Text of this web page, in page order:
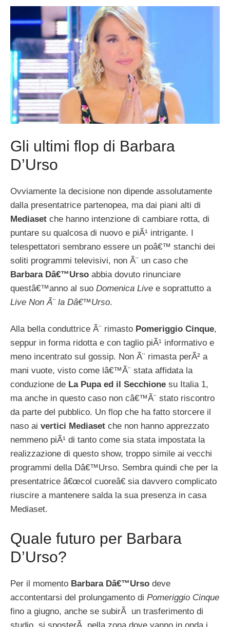
Gli ultimi flop di Barbara
D’Urso
Ovviamente la decisione non dipende assolutamente
dalla presentatrice partenopea, ma dai piani alti di
Mediaset che hanno intenzione di cambiare rotta, di
puntare su qualcosa di nuovo e piÃ¹ intrigante. I
telespettatori sembrano essere un poâ€™ stanchi dei
soliti programmi televisivi, non Ã¨ un caso che
Barbara Dâ€™Urso abbia dovuto rinunciare
questâ€™anno al suo Domenica Live e soprattutto a
Live Non Ã¨ la Dâ€™Urso.
Alla bella conduttrice Ã¨ rimasto Pomeriggio Cinque,
seppur in forma ridotta e con taglio piÃ¹ informativo e
meno incentrato sul gossip. Non Ã¨ rimasta perÃ² a
mani vuote, visto come lâ€™Ã¨ stata affidata la
conduzione de La Pupa ed il Secchione su Italia 1,
ma anche in questo caso non câ€™Ã¨ stato riscontro
da parte del pubblico. Un flop che ha fatto storcere il
naso ai vertici Mediaset che non hanno apprezzato
nemmeno piÃ¹ di tanto come sia stata impostata la
realizzazione di questo show, troppo simile ai vecchi
programmi della Dâ€™Urso. Sembra quindi che per la
presentatrice â€œcol cuoreâ€ sia davvero complicato
riuscire a mantenere salda la sua presenza in casa
Mediaset.
Quale futuro per Barbara
D’Urso?
Per il momento Barbara Dâ€™Urso deve
accontentarsi del prolungamento di Pomeriggio Cinque
fino a giugno, anche se subirÃ un trasferimento di
studio, si sposterÃ nella zona dove vanno in onda i